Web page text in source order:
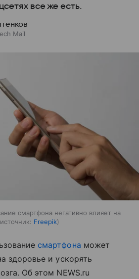
все же есть.
Mail
смартфона негативно влияет на
источник: Freepik
смартфона может
здоровье и ускорять
Об этом NEWS.ru